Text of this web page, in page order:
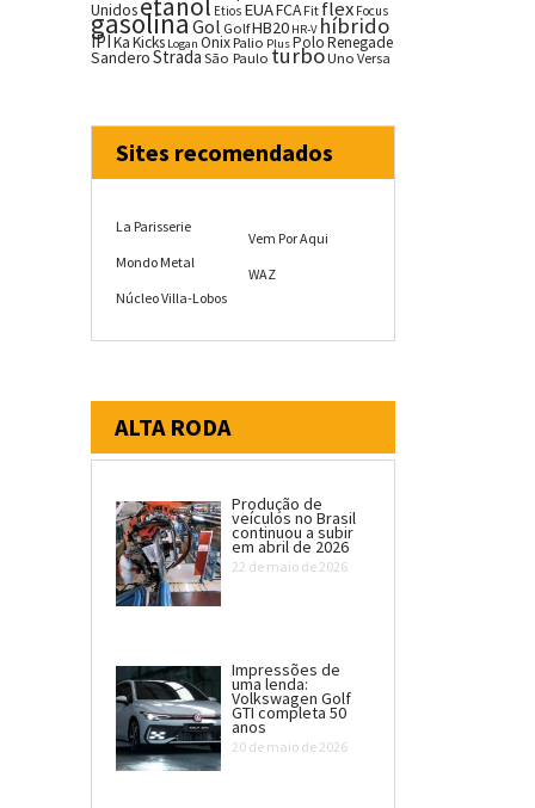
Unidosetanol Etios EUAFCA Fit flex Focus
gasolina Gol GolfHB20 HR-V híbrido
IPIKaKicks Logan OnixPalio PlusPoloRenegade
SanderoStrada São Paulo turboUno Versa
Sites recomendados
La Parisserie
Mondo Metal
Núcleo Villa-Lobos
Vem Por Aqui
WAZ
ALTA RODA
Produção de
veículos no Brasil
continuou a subir
em abril de 2026
22 de maio de 2026
Impressões de
uma lenda:
Volkswagen Golf
GTI completa 50
anos
20 de maio de 2026